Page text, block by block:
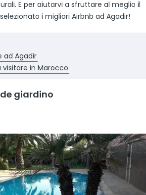
E per aiutarvi a sfruttare al meglio il
i migliori Airbnb ad Agadir!
ad Agadir
visitare in Marocco
giardino